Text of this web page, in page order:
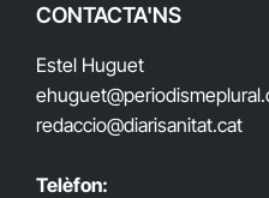
CONTACTA'NS
Estel Huguet
ehuguet
redaccio@diarisanitat.cat
Telèfon: